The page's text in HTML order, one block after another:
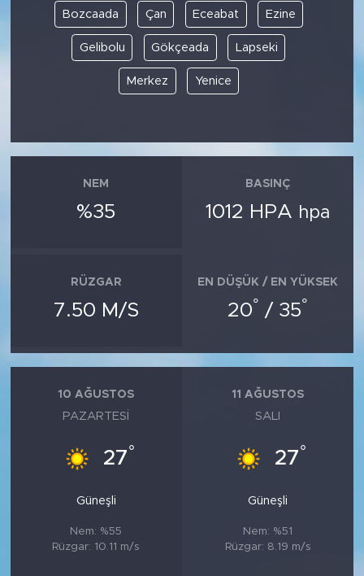
Bozcaada Çan Eceabat Ezine
Gelibolu Gökçeada Lapseki
Merkez Yenice
NEM
%35
BASINÇ
1012 HPA hpa
RÜZGAR
7.50 M/S
EN DÜŞÜK / EN YÜKSEK
20° / 35°
10 AĞUSTOS
PAZARTESI
27°
Güneşli
Nem: %55
Rüzgar: 10.11 m/s
11 AĞUSTOS
SALI
27°
Güneşli
Nem: %51
Rüzgar: 8.19 m/s
EKONOMİ
SPOR
KÜLTÜR SANAT
TARİH
FOTO GALERİ
VİDEOLAR
ALINTI YAZARLAR
SOSYAL MEDYA